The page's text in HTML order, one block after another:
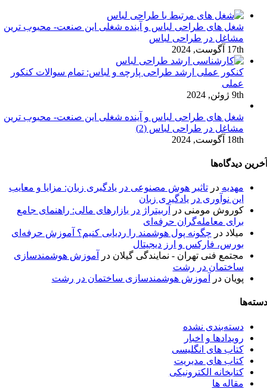
شغل های طراحی لباس و آینده شغلی این صنعت- محبوب ترین
مشاغل در طراحی لباس
17th آگوست, 2024
کنکور عملی ارشد طراحی پارچه و لباس: تمام سوالات کنکور
عملی
9th ژوئن, 2024
شغل های طراحی لباس و آینده شغلی این صنعت- محبوب ترین
مشاغل در طراحی لباس (2)
18th آگوست, 2024
آخرین دیدگاه‌ها
مهدیه درتاثیر هوش مصنوعی در یادگیری زبان: مزایا و معایب
این نوآوری در یادگیری زبان
کوروش مومنی در
آربیتراژ در بازارهای مالی: راهنمای جامع
برای معامله‌گران حرفه‌ای
میلاد در چگونه پول هوشمند را ردیابی کنیم؟ آموزش حرفه‌ای
بورس، فارکس و ارز دیجیتال
مجتمع فنی تهران - نمایندگی گیلان در
آموزش هوشمندسازی
ساختمان در رشت
پویان در آموزش هوشمندسازی ساختمان در رشت
دسته‌ها
دسته‌بندی نشده
رویدادها و اخبار
کتاب های انگلیسی
کتاب های مدیریت
کتابخانه الکترونیکی
مقاله ها